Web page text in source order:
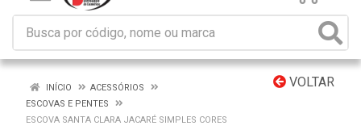
VOLTAR
INÍCIO
ACESSÓRIOS
ESCOVAS E PENTES
ESCOVA SANTA CLARA JACARÉ SIMPLES CORES